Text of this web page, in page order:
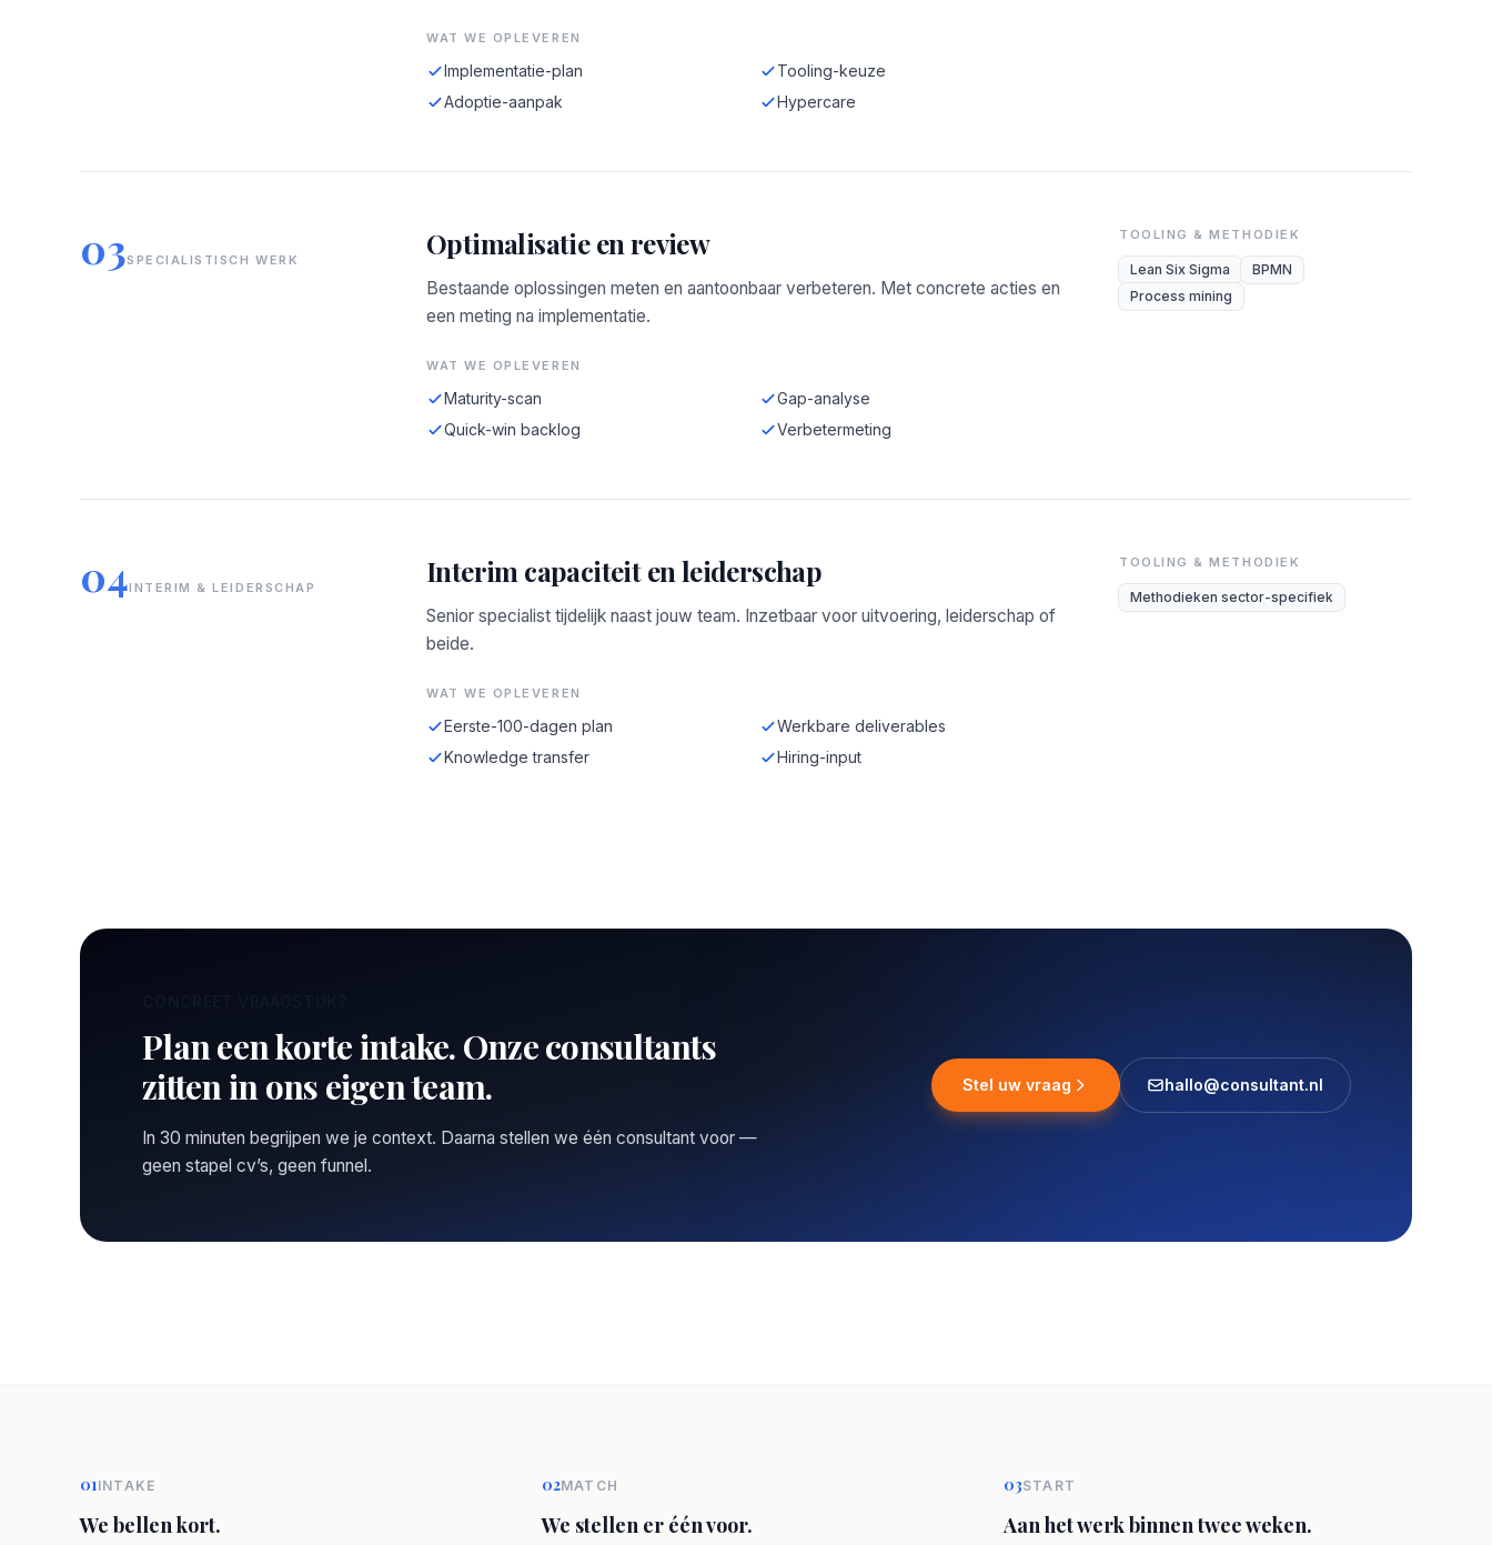
WAT WE OPLEVEREN
Implementatie-plan
Tooling-keuze
Adoptie-aanpak
Hypercare
03SPECIALISTISCH WERK Optimalisatie en review
Bestaande oplossingen meten en aantoonbaar verbeteren. Met concrete acties en
een meting na implementatie.
WAT WE OPLEVEREN
Maturity-scan
Gap-analyse
Quick-win backlog
Verbetermeting
TOOLING & METHODIEK
Lean Six Sigma
BPMN
Process mining
04INTERIM & LEIDERSCHAP Interim capaciteit en leiderschap
Senior specialist tijdelijk naast jouw team. Inzetbaar voor uitvoering, leiderschap of
beide.
WAT WE OPLEVEREN
Eerste-100-dagen plan
Werkbare deliverables
Knowledge transfer
Hiring-input
TOOLING & METHODIEK
Methodieken sector-specifiek
Plan een korte intake. Onze consultants
zitten in ons eigen team.
In 30 minuten begrijpen we je context. Daarna stellen we één consultant voor —
geen stapel cv’s, geen funnel.
Stel uw vraag hallo@consultant.nl
01INTAKE
We bellen kort.
02MATCH
We stellen er één voor.
03START
Aan het werk binnen twee weken.